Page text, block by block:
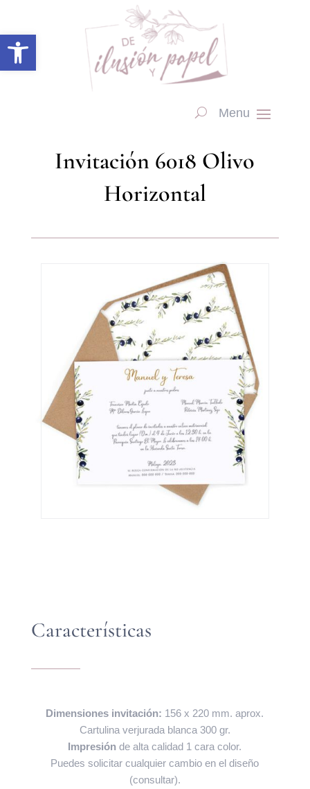
Abrir barra de herramientas
Invitación 6018 Olivo
Horizontal
Características
Dimensiones invitación: 156 x 220 mm. aprox.
Cartulina verjurada blanca 300 gr.
Impresión de alta calidad 1 cara color.
Puedes solicitar cualquier cambio en el diseño
(consultar).